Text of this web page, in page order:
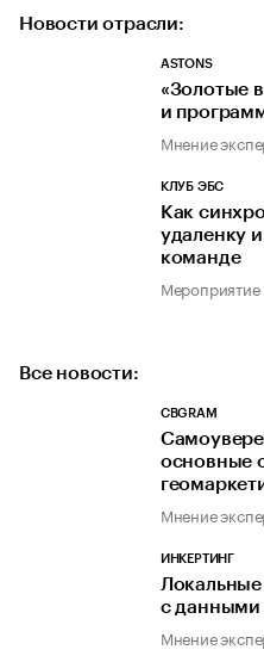
Новости отрасли:
ASTONS
«Золотые
и
Мнение
КЛУБ ЭБС
Как
удаленку
команде
Мероприятие
Все новости:
CBGRAM
основные
Мнение
ИНКЕРТИНГ
с данными
Мнение